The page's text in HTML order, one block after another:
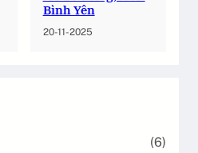
Bình Yên
20-11-2025
(6)